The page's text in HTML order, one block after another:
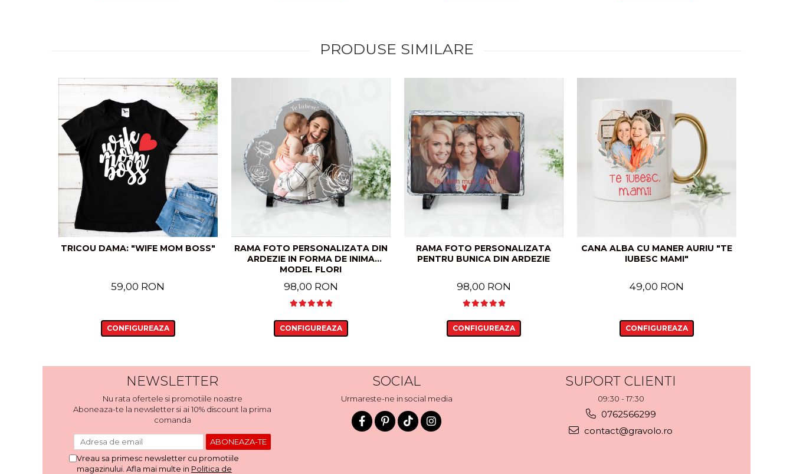
PRODUSE SIMILARE
TRICOU DAMA: "WIFE MOM BOSS"
59,00 RON
CONFIGUREAZA
RAMA FOTO PERSONALIZATA DIN
ARDEZIE IN FORMA DE INIMA
MODEL FLORI
98,00 RON
CONFIGUREAZA
RAMA FOTO PERSONALIZATA
PENTRU BUNICA DIN ARDEZIE
98,00 RON
CONFIGUREAZA
CANA ALBA CU MANER AURIU "TE
IUBESC MAMI"
49,00 RON
CONFIGUREAZA
NEWSLETTER
Nu rata ofertele si promotiile noastre
Aboneaza-te la newsletter si ai 10% discount la prima
comanda
Vreau sa primesc newsletter cu promotiile
magazinului. Afla mai multe in Politica de
SOCIAL
Urmareste-ne in social media
SUPORT CLIENTI
09:30 - 17:30
0762566299
contact@gravolo.ro